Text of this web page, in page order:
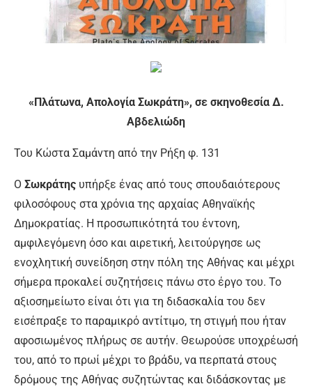
«Πλάτωνα, Απολογία Σωκράτη», σε σκηνοθεσία Δ.
Αβδελιώδη
Του Κώστα Σαμάντη από την Ρήξη φ. 131
Ο Σωκράτης υπήρξε ένας από τους σπουδαιότερους
φιλοσόφους στα χρόνια της αρχαίας Αθηναϊκής
Δημοκρατίας. Η προσωπικότητά του έντονη,
αμφιλεγόμενη όσο και αιρετική, λειτούργησε ως
ενοχλητική συνείδηση στην πόλη της Αθήνας και μέχρι
σήμερα προκαλεί συζητήσεις πάνω στο έργο του. Το
αξιοσημείωτο είναι ότι για τη διδασκαλία του δεν
εισέπραξε το παραμικρό αντίτιμο, τη στιγμή που ήταν
αφοσιωμένος πλήρως σε αυτήν. Θεωρούσε υποχρέωσή
του, από το πρωί μέχρι το βράδυ, να περπατά στους
δρόμους της Αθήνας συζητώντας και διδάσκοντας με